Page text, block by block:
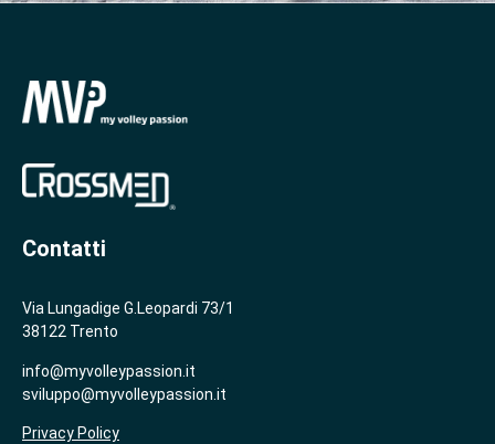
Contatti
Via Lungadige G.Leopardi 73/1
38122 Trento
info@myvolleypassion.it
sviluppo@myvolleypassion.it
Privacy Policy